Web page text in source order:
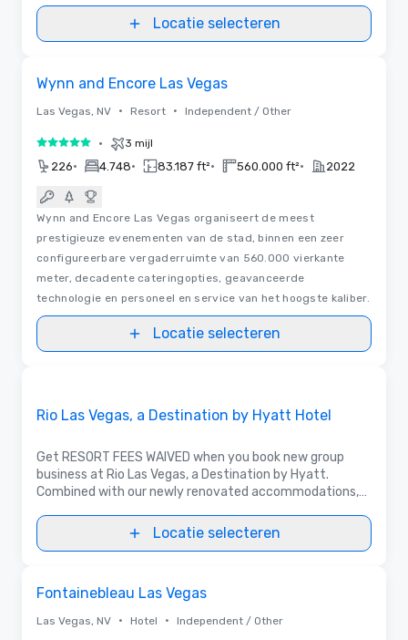
Locatie selecteren
Wynn and Encore Las Vegas
Las Vegas, NV • Resort • Independent / Other
5 van 5 • 3 mijl
226• 4.748• 83.187 ft²• 560.000 ft²• 2022
Wynn and Encore Las Vegas organiseert de meest
prestigieuze evenementen van de stad, binnen een zeer
configureerbare vergaderruimte van 560.000 vierkante
meter, decadente cateringopties, geavanceerde
technologie en personeel en service van het hoogste kaliber.
Locatie selecteren
Rio Las Vegas, a Destination by Hyatt Hotel
Get RESORT FEES WAIVED when you book new group
business at Rio Las Vegas, a Destination by Hyatt.
Combined with our newly renovated accommodations,
never been a better time to meet at Rio!
Locatie selecteren
Fontainebleau Las Vegas
Las Vegas, NV • Hotel • Independent / Other